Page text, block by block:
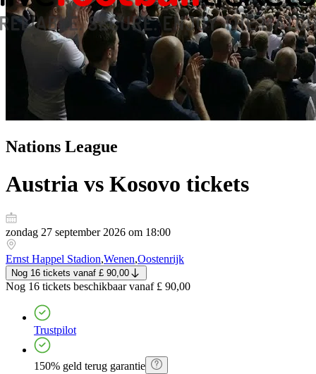
Nations League
Austria vs Kosovo tickets
zondag 27 september 2026 om 18:00
Ernst Happel Stadion,Wenen,Oostenrijk
Nog 16 tickets vanaf £ 90,00
Nog 16 tickets beschikbaar vanaf £ 90,00
Trustpilot
150% geld terug garantie